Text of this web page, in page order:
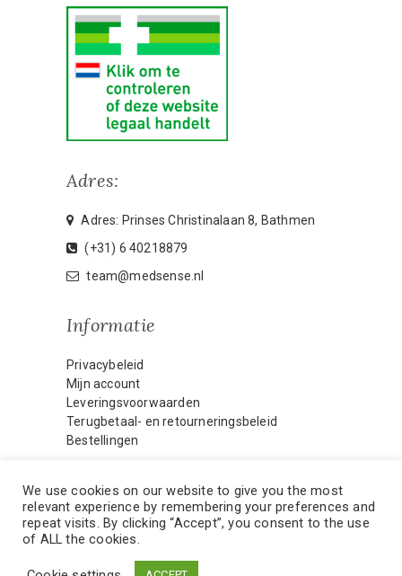
Adres:
Adres: Prinses Christinalaan 8, Bathmen
(+31) 6 40218879
team@medsense.nl
Informatie
Privacybeleid
Mijn account
Leveringsvoorwaarden
Terugbetaal- en retourneringsbeleid
Bestellingen
HOME
MIJN ACCOUNT
CONTACT
We use cookies on our website to give you the most
relevant experience by remembering your preferences and
repeat visits. By clicking “Accept”, you consent to the use
of ALL the cookies.